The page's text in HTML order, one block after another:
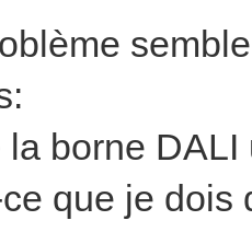
la borne
que je